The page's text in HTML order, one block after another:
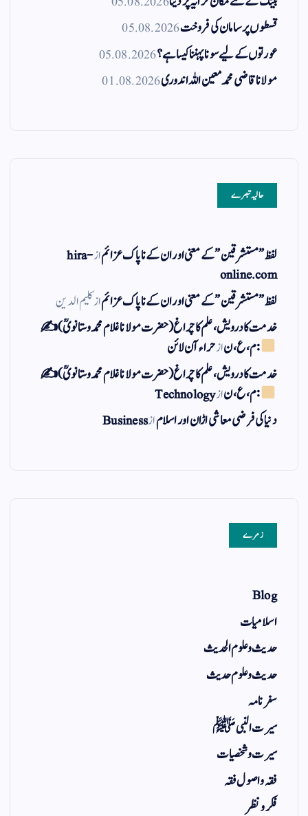
قسطوں پر سامان کی فروخت05.08.2026
عورتوں کے لیے سونا پہننا کیسا ہے؟05.08.2026
مولانا قاضی محمد معین اللہ اندوری01.08.2026
حالیہ تبصرے
لفظ ” مستشرقین ” کے معنی اور ان کے نا پاک عزائمازhira-
online.com
لفظ ” مستشرقین ” کے معنی اور ان کے نا پاک عزائمازکلیم الدین
خدمت کا درویش، علم کا چراغ(حضرت مولانا غلام محمد وستانویؒ)✍
: م ، ع ، نازحراء آن لائن
خدمت کا درویش، علم کا چراغ(حضرت مولانا غلام محمد وستانویؒ)✍
: م ، ع ، نازTechnology
دنیا کی فرضی معاشی اڑان اور اسلامازBusiness
زمرے
Blog
اسلامیات
حدیث و علوم الحدیث
حدیث و علوم حدیث
سفر نامہ
سیرت النبی ﷺ
سیرت و شخصیات
فقہ و اصول فقہ
فکر و نظر